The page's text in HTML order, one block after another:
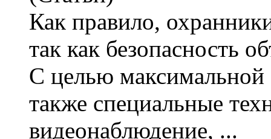
Как правило,
так как безопасность
С целью максимальной
также специальные
видеонаблюдение, ...